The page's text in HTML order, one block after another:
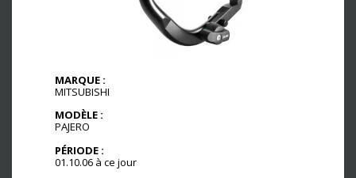
MARQUE :
MITSUBISHI
MODÈLE :
PAJERO
PÉRIODE :
01.10.06 à ce jour